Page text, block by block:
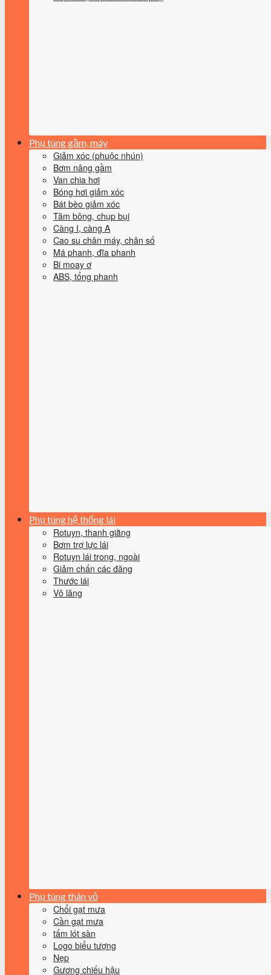
Phụ tùng gầm, máy
Giảm xóc (phuộc nhún)
Bơm nâng gầm
Van chia hơi
Bóng hơi giảm xóc
Bát bèo giảm xóc
Tăm bông, chụp bụi
Càng I, càng A
Cao su chân máy, chân số
Má phanh, đĩa phanh
Bi moay ơ
ABS, tổng phanh
Phụ tùng hệ thống lái
Rotuyn, thanh giằng
Bơm trợ lực lái
Rotuyn lái trong, ngoài
Giảm chấn các đăng
Thước lái
Vô lăng
Phụ tùng thân vỏ
Chổi gạt mưa
Cần gạt mưa
tấm lót sàn
Logo biểu tượng
Nẹp
Gương chiếu hậu